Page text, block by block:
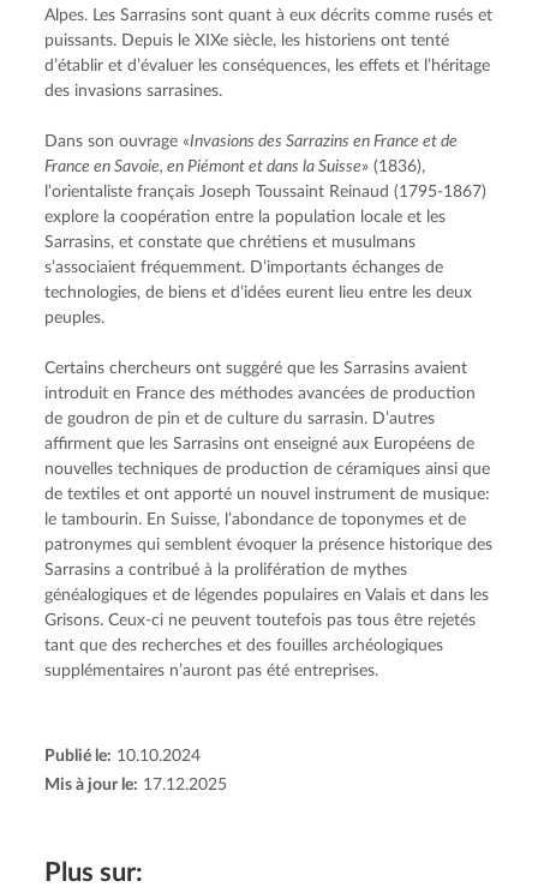
Alpes. Les Sarrasins sont quant à eux décrits comme rusés et
puissants. Depuis le XIXe siècle, les historiens ont tenté
d’établir et d’évaluer les conséquences, les effets et l’héritage
des invasions sarrasines.
Dans son ouvrage «Invasions des Sarrazins en France et de
France en Savoie, en Piémont et dans la Suisse» (1836),
l’orientaliste français Joseph Toussaint Reinaud (1795-1867)
explore la coopération entre la population locale et les
Sarrasins, et constate que chrétiens et musulmans
s’associaient fréquemment. D’importants échanges de
technologies, de biens et d’idées eurent lieu entre les deux
peuples.
Certains chercheurs ont suggéré que les Sarrasins avaient
introduit en France des méthodes avancées de production
de goudron de pin et de culture du sarrasin. D’autres
affirment que les Sarrasins ont enseigné aux Européens de
nouvelles techniques de production de céramiques ainsi que
de textiles et ont apporté un nouvel instrument de musique:
le tambourin. En Suisse, l’abondance de toponymes et de
patronymes qui semblent évoquer la présence historique des
Sarrasins a contribué à la prolifération de mythes
généalogiques et de légendes populaires en Valais et dans les
Grisons. Ceux-ci ne peuvent toutefois pas tous être rejetés
tant que des recherches et des fouilles archéologiques
supplémentaires n’auront pas été entreprises.
Publié le: 10.10.2024
Mis à jour le: 17.12.2025
Plus sur: